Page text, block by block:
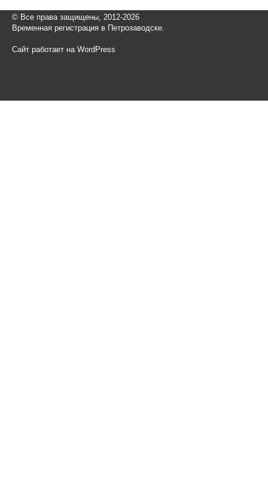
© Все права защищены, 2012-2026
Временная регистрация в Петрозаводске.
Сайт работает на WordPress